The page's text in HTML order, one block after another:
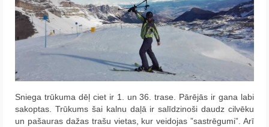
Sniega trūkuma dēļ ciet ir 1. un 36. trase. Pārējās ir gana labi
sakoptas. Trūkums šai kalnu daļā ir salīdzinoši daudz cilvēku
un pašauras dažas trašu vietas, kur veidojas ”sastrēgumi”. Arī